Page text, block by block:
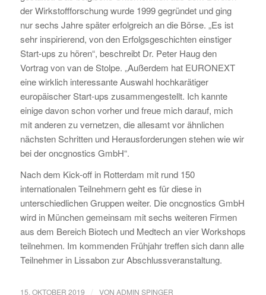
der Wirkstoffforschung wurde 1999 gegründet und ging
nur sechs Jahre später erfolgreich an die Börse. „Es ist
sehr inspirierend, von den Erfolgsgeschichten einstiger
Start-ups zu hören“, beschreibt Dr. Peter Haug den
Vortrag von van de Stolpe. „Außerdem hat EURONEXT
eine wirklich interessante Auswahl hochkarätiger
europäischer Start-ups zusammengestellt. Ich kannte
einige davon schon vorher und freue mich darauf, mich
mit anderen zu vernetzen, die allesamt vor ähnlichen
nächsten Schritten und Herausforderungen stehen wie wir
bei der oncgnostics GmbH“.
Nach dem Kick-off in Rotterdam mit rund 150
internationalen Teilnehmern geht es für diese in
unterschiedlichen Gruppen weiter. Die oncgnostics GmbH
wird in München gemeinsam mit sechs weiteren Firmen
aus dem Bereich Biotech und Medtech an vier Workshops
teilnehmen. Im kommenden Frühjahr treffen sich dann alle
Teilnehmer in Lissabon zur Abschlussveranstaltung.
15. OKTOBER 2019 / VON ADMIN SPINGER